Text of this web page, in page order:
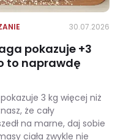
30.07.2026
pokazuje +3
to naprawdę
3 kg więcej niż
że cały
na marne, daj sobie
ciała zwykle nie